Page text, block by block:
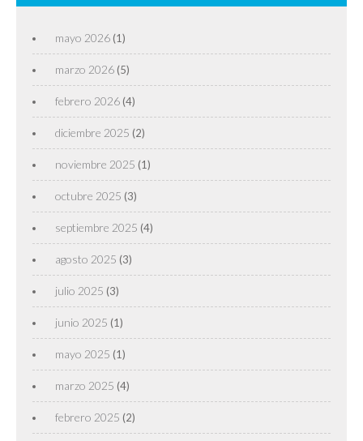
mayo 2026 (1)
marzo 2026 (5)
febrero 2026 (4)
diciembre 2025 (2)
noviembre 2025 (1)
octubre 2025 (3)
septiembre 2025 (4)
agosto 2025 (3)
julio 2025 (3)
junio 2025 (1)
mayo 2025 (1)
marzo 2025 (4)
febrero 2025 (2)